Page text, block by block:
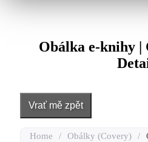
Obálka e-knihy |
Vrať mě zpět
Home / Obálky (Covery) /